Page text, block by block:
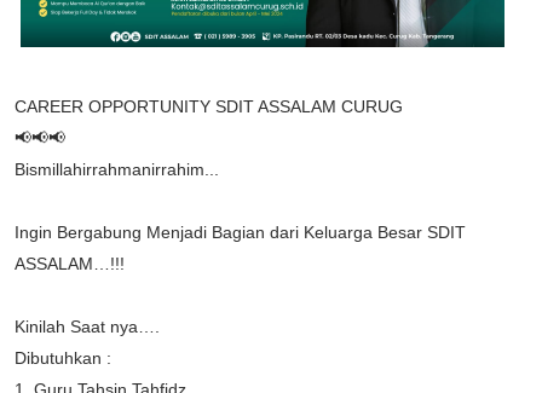
CAREER OPPORTUNITY SDIT ASSALAM CURUG
📢📢📢
Bismillahirrahmanirrahim...
Ingin Bergabung Menjadi Bagian dari Keluarga Besar SDIT
ASSALAM…!!!
Kinilah Saat nya….
Dibutuhkan :